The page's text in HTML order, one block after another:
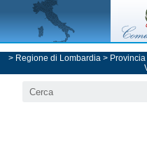
> Regione di Lombardia>